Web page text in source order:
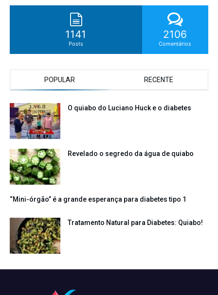
1141
Posts
2106
Comentários
POPULAR RECENTE
O quiabo do Luciano Huck e o diabetes
Revelado o segredo da água de quiabo
“Mini-órgão” é a grande esperança para diabetes tipo 1
Tratamento Natural para Diabetes: Quiabo!